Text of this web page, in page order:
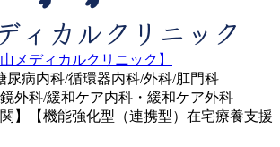
尿病内科/循環器内科/外科/肛門科
外科/緩和ケア内科・緩和ケア外科
関】【機能強化型（連携型）在宅療養支援